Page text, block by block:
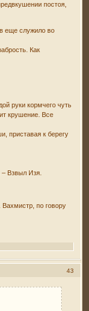
постоя,
еще служило во
Как
руки кормчего чуть
крушение. Все
приставая к берегу
Взвыл Изя.
Вахмистр, по говору
43